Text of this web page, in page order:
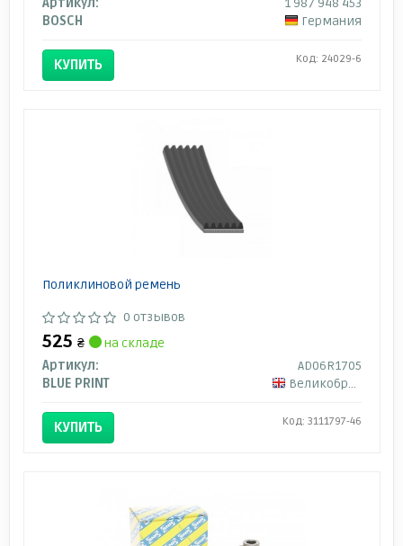
BOSCH
Германия
КУПИТЬ Код: 24029-6
Поликлиновой ремень
0 отзывов
525 ₴
на складе
Артикул:
AD06R1705
BLUE PRINT
Великобритания
КУПИТЬ Код: 3111797-46